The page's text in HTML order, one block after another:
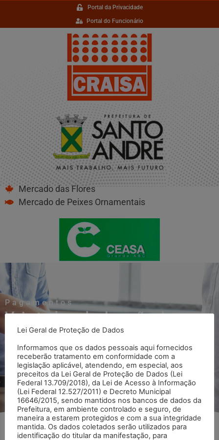
Portal da Privacidade
Portal do Funcionário
Mercado das Flores
Mercado de Peixes Ornamentais
Pagamentos
Veja toda a declaração de
Pagamentos
Voltar para página Pagamentos
Lei Geral de Proteção de Dados
Informamos que os dados pessoais aqui fornecidos
receberão tratamento em conformidade com a
legislação aplicável, atendendo, em especial, aos
preceitos da Lei Geral de Proteção de Dados (Lei
Federal 13.709/2018), da Lei de Acesso à Informação
(Lei Federal 12.527/2011) e Decreto Municipal
16646/2015, sendo mantidos nos bancos de dados da
Prefeitura, em ambiente controlado e seguro, de
maneira a estarem protegidos e com a sua integridade
mantida. Os dados coletados serão utilizados para
identificação do titular da manifestação, para